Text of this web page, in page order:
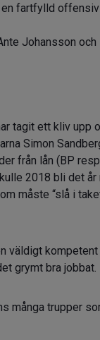
fartfylld
Johansson
tagit ett kliv upp
Simon
från lån (BP
2018 bli det
måste “slå i
grymt bra jobbat.
många trupper